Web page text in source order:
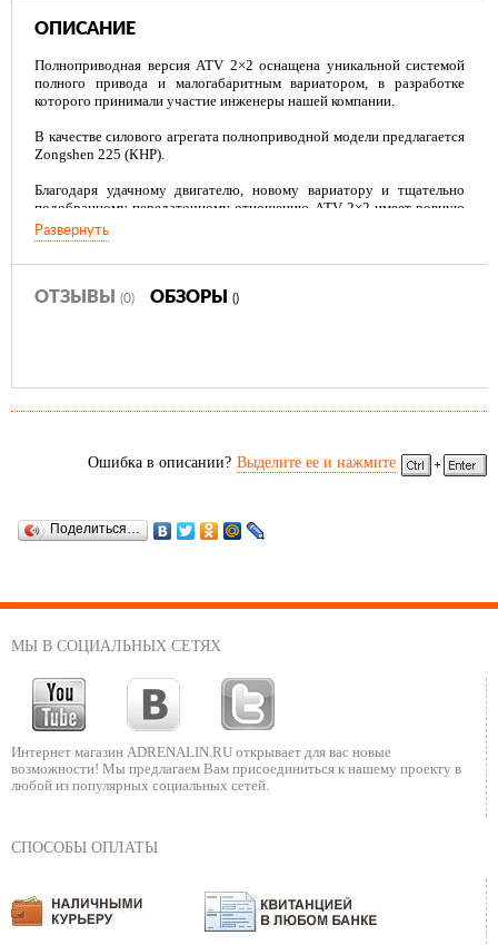
ОПИСАНИЕ
Полноприводная версия ATV 2×2 оснащена уникальной системой
полного привода и малогабаритным вариатором, в разработке
которого принимали участие инженеры нашей компании.
В качестве силового агрегата полноприводной модели предлагается
Zongshen 225 (КНР).
Благодаря удачному двигателю, новому вариатору и тщательно
подобранному передаточному отношению ATV 2×2 имеет ровную
тягу на скоростях от 3 до 45 км/ч, крутящим моментом на колесе до
70 Н·м, сопоставимым с моментом более мощных квадроциклов,
может уверенно преодолевать подъёмы и буксировать прицеп
По сравнению с традиционными ATV и UTV, ATV 2×2 стоит в разы
Развернуть
ОТЗЫВЫ (0) ОБЗОРЫ ()
Ошибка в описании? Выделите ее и нажмите
Поделиться…
МЫ В СОЦИАЛЬНЫХ СЕТЯХ
Интернет магазин ADRENALIN.RU открывает для вас новые
возможности! Мы предлагаем Вам присоединиться к нашему проекту в
любой из популярных социальных сетей.
СПОСОБЫ ОПЛАТЫ